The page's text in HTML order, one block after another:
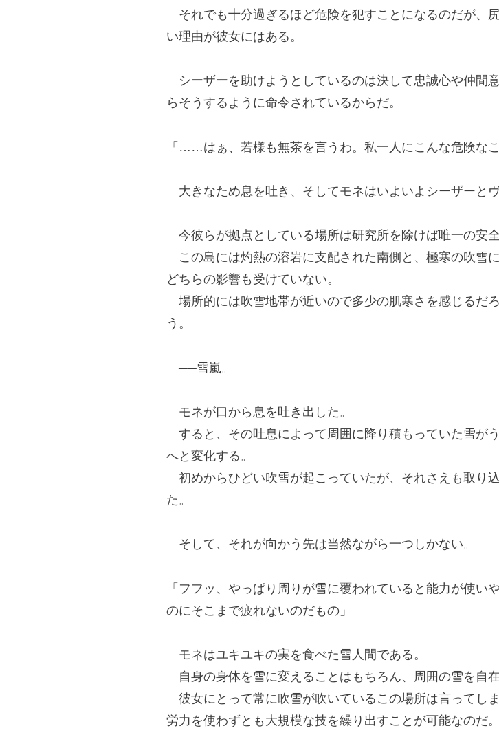
それでも十分過ぎるほど危険を犯すことになるのだが、
い理由が彼女にはある。
シーザーを助けようとしているのは決して忠誠心や仲間
らそうするように命令されているからだ。
「……はぁ、若様も無茶を言うわ。私一人にこんな危険な
大きなため息を吐き、そしてモネはいよいよシーザーと
今彼らが拠点としている場所は研究所を除けば唯一の安全
この島には灼熱の溶岩に支配された南側と、極寒の吹雪
どちらの影響も受けていない。
場所的には吹雪地帯が近いので多少の肌寒さを感じるだ
う。
──雪嵐。
モネが口から息を吐き出した。
すると、その吐息によって周囲に降り積もっていた雪が
へと変化する。
初めからひどい吹雪が起こっていたが、それさえも取り
た。
そして、それが向かう先は当然ながら一つしかない。
「フフッ、やっぱり周りが雪に覆われていると能力が使い
のにそこまで疲れないのだもの」
モネはユキユキの実を食べた雪人間である。
自身の身体を雪に変えることはもちろん、周囲の雪を自
彼女にとって常に吹雪が吹いているこの場所は言ってし
労力を使わずとも大規模な技を繰り出すことが可能なのだ。